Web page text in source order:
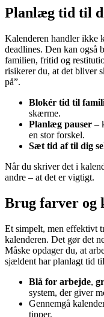
Planlæg tid til
Kalenderen handler ikke
deadlines. Den kan også
familien, fritid og
risikerer du, at det bliver
på”.
Blokér tid til
skærme.
Planlæg pauser –
en stor forskel.
Sæt tid af til dig
Når du skriver det i
andre – at det er vigtigt.
Brug farver og
Et simpelt, men effektivt
kalenderen. Det gør det
Måske opdager du, at
sjældent har planlagt tid
Blå for arbejde,
system, der giver
Gennemgå
tipper.